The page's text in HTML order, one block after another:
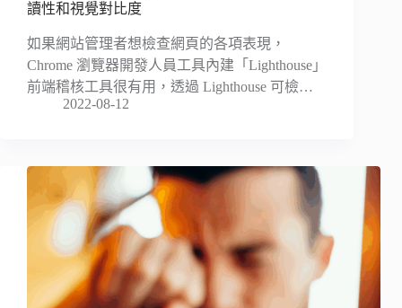
讀性和視覺對比度
如果網站管理者想檢查網頁的各項表現，
Chrome 瀏覽器開發人員工具內建「Lighthouse」
前端稽核工具很有用，透過 Lighthouse 可檢…
2022-08-12